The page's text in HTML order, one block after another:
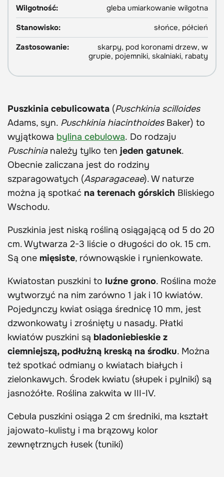
Wilgotność:
gleba umiarkowanie wilgotna
Stanowisko:
słońce, półcień
Zastosowanie:
skarpy, pod koronami drzew, w
grupie, pojemniki, skalniaki, rabaty
Puszkinia cebulicowata (Puschkinia scilloides
Adams, syn. Puschkinia hiacinthoidesBaker) to
wyjątkowa bylina cebulowa. Do rodzaju
Puschinianależy tylko ten jeden gatunek.
Obecnie zaliczana jest do rodziny
szparagowatych (Asparagaceae). W naturze
można ją spotkać na terenach górskich Bliskiego
Wschodu.
Puszkinia jest niską rośliną osiągającą od 5 do 20
cm. Wytwarza 2-3 liście o długości do ok. 15 cm.
Są one mięsiste, równowąskie i rynienkowate.
Kwiatostan puszkini to luźne grono. Roślina może
wytworzyć na nim zarówno 1 jak i 10 kwiatów.
Pojedynczy kwiat osiąga średnicę 10 mm, jest
dzwonkowaty i zrośnięty u nasady. Płatki
kwiatów puszkini są bladoniebieskie z
ciemniejszą, podłużną kreską na środku. Można
też spotkać odmiany o kwiatach białych i
zielonkawych. Środek kwiatu (słupek i pylniki) są
jasnożółte. Roślina zakwita w III-IV.
Cebula puszkini osiąga 2 cm średniki, ma kształt
jajowato-kulisty i ma brązowy kolor
zewnętrznych łusek (tuniki)